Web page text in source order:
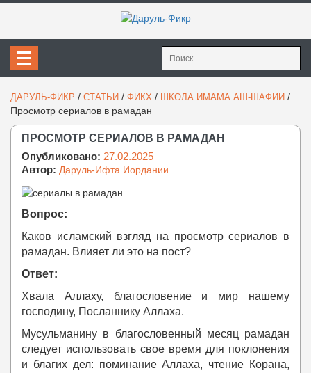
Найти:
ДАРУЛЬ-ФИКР / СТАТЬИ / ФИКХ / ШКОЛА ИМАМА АШ-ШАФИИ /
Просмотр сериалов в рамадан
ПРОСМОТР СЕРИАЛОВ В РАМАДАН
Опубликовано: 27.02.2025
Автор: Даруль-Ифта Иордании
Вопрос:
Каков исламский взгляд на просмотр сериалов в
рамадан. Влияет ли это на пост?
Ответ:
Хвала Аллаху, благословение и мир нашему
господину, Посланнику Аллаха.
Мусульманину в благословенный месяц рамадан
следует использовать свое время для поклонения
и благих дел: поминание Аллаха, чтение Корана,